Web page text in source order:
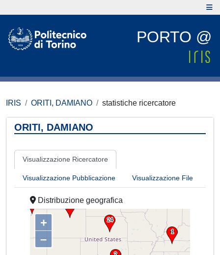
PORTO @
IRIS ORITI, DAMIANO statistiche ricercatore
ORITI, DAMIANO
Visualizzazione Ricercatore
Visualizzazione Pubblicazione Visualizzazione File
Distribuzione geografica
+
–